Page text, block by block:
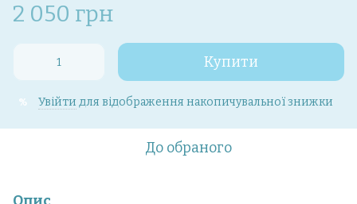
2 050 грн
Купити
% Увійти для відображення накопичувальної знижки
До обраного